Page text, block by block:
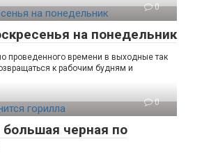
0
на понедельник
проведенного времени в выходные так
к рабочим будням и
0
большая черная по